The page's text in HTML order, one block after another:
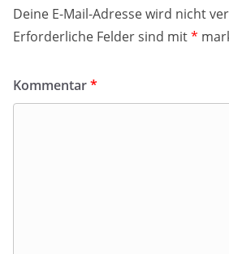
Deine E-Mail-Adresse wird nicht
Erforderliche Felder sind mit*
Kommentar*